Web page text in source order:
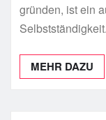
gründen, ist ein
MEHR DAZU